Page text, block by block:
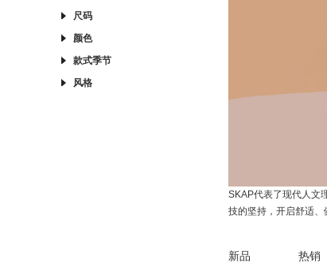
尺码
颜色
款式季节
风格
SKAP代表了现代人文
技的坚持，开启舒适、
新品 热销